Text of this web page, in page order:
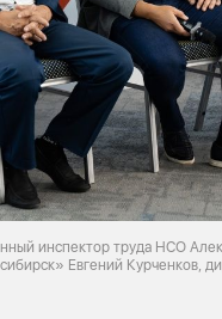
инспектор труда НСО
Евгений Курченков,